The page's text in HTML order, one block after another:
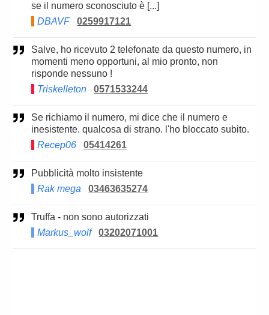
se il numero sconosciuto è [...]
DBAVF
0259917121
Salve, ho ricevuto 2 telefonate da questo numero, in
momenti meno opportuni, al mio pronto, non
risponde nessuno !
Triskelleton
0571533244
Se richiamo il numero, mi dice che il numero e
inesistente. qualcosa di strano. l'ho bloccato subito.
Recep06
05414261
Pubblicità molto insistente
Rak mega
03463635274
Truffa - non sono autorizzati
Markus_wolf
03202071001